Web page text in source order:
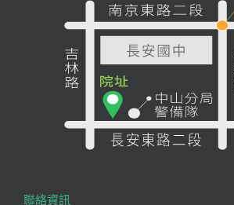
聯絡資訊